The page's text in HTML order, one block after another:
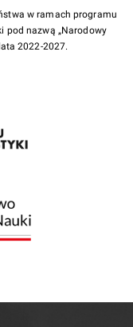
w ramach programu
pod nazwą „Narodowy
2022-2027.